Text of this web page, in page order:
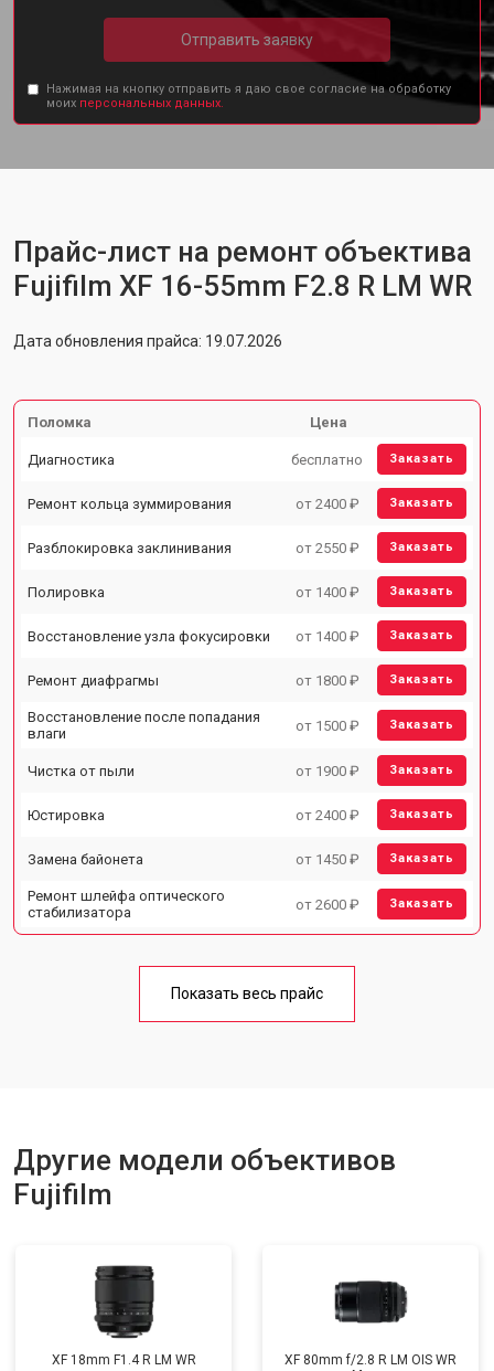
Отправить заявку
Нажимая на кнопку отправить я даю свое согласие на обработку
моих персональных данных.
Прайс-лист на ремонт объектива
Fujifilm XF 16-55mm F2.8 R LM WR
Дата обновления прайса: 19.07.2026
Поломка Цена
Диагностика бесплатно Заказать
Ремонт кольца зуммирования от 2400 ₽ Заказать
Разблокировка заклинивания от 2550 ₽ Заказать
Полировка от 1400 ₽ Заказать
Восстановление узла фокусировки от 1400 ₽ Заказать
Ремонт диафрагмы от 1800 ₽ Заказать
Восстановление после попадания
влаги
от 1500 ₽ Заказать
Чистка от пыли от 1900 ₽ Заказать
Юстировка от 2400 ₽ Заказать
Замена байонета от 1450 ₽ Заказать
Ремонт шлейфа оптического
стабилизатора
от 2600 ₽ Заказать
Показать весь прайс
Другие модели объективов
Fujifilm
XF 18mm F1.4 R LM WR
XF 80mm f/2.8 R LM OIS WR